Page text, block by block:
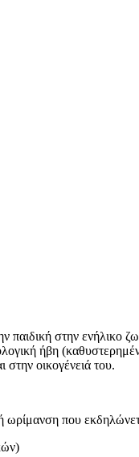
στην ενήλικο
ήβη
στην οικογένειά του.
ωρίμανση που